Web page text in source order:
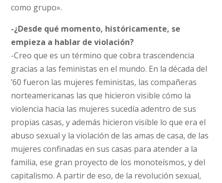
como grupo».
-¿Desde qué momento, históricamente, se
empieza a hablar de violación?
-Creo que es un término que cobra trascendencia
gracias a las feministas en el mundo. En la década del
’60 fueron las mujeres feministas, las compañeras
norteamericanas las que hicieron visible cómo la
violencia hacia las mujeres sucedía adentro de sus
propias casas, y además hicieron visible lo que era el
abuso sexual y la violación de las amas de casa, de las
mujeres confinadas en sus casas para atender a la
familia, ese gran proyecto de los monoteísmos, y del
capitalismo. A partir de eso, de la revolución sexual,